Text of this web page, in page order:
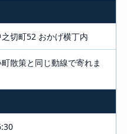
切町52 おかげ横丁内
散策と同じ動線で寄れま